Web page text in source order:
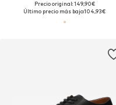
Precio original: 149,90€
Último precio más bajo:104,93€